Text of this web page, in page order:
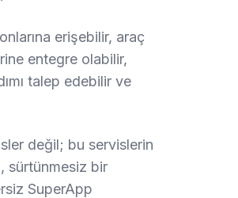
erişebilir, araç
entegre olabilir,
talep edebilir ve
değil; bu servislerin
sürtünmesiz bir
SuperApp